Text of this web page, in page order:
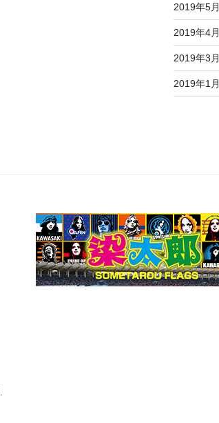
2019年5月
2019年4月
2019年3月
2019年1月